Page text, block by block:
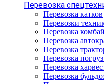
Перевозка
Перевозка катков
Перевозки
Перевозка
Перевозка
Перевозка
Перевозка
Перевозка
Перевозка